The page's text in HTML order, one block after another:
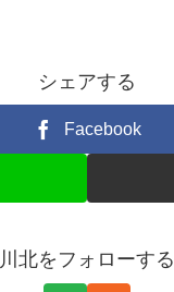
シェアする
Facebook
川北をフォローする